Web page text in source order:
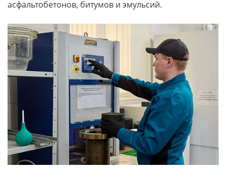
асфальтобетонов, битумов и эмульсий.